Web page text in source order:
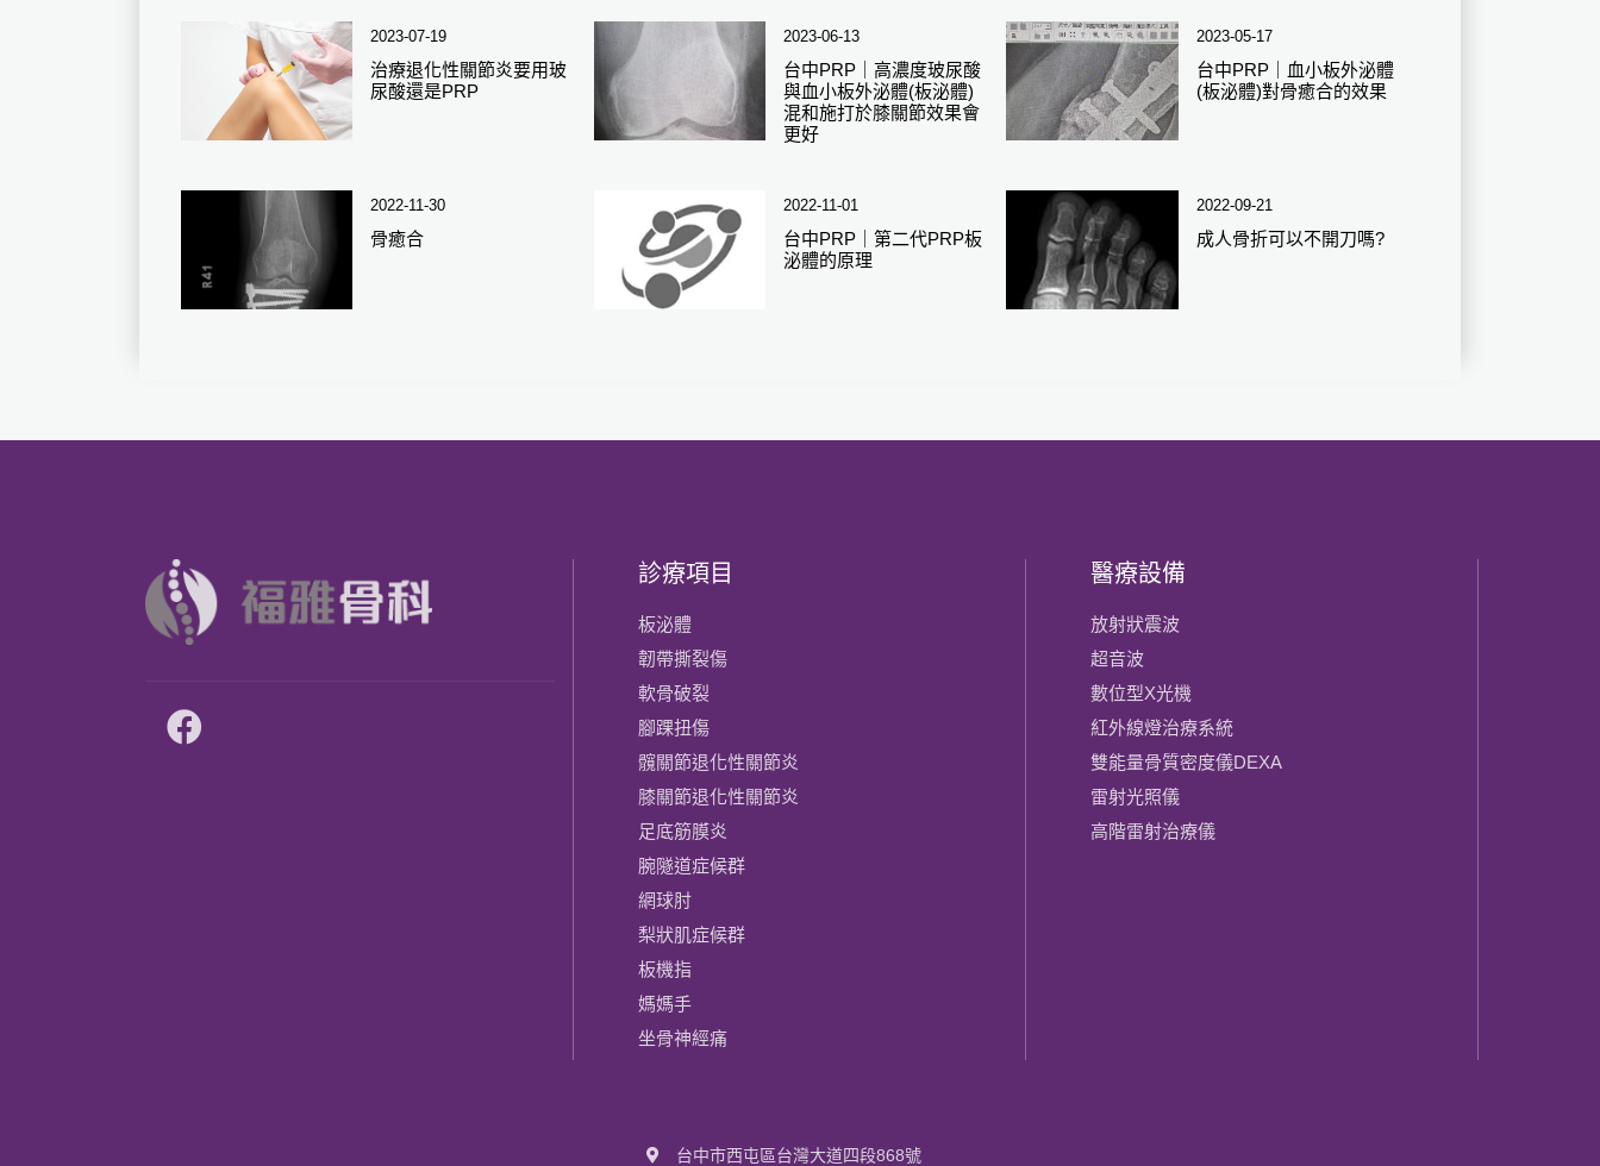
2023-07-19
治療退化性關節炎要用玻
尿酸還是PRP
2023-06-13
台中PRP｜高濃度玻尿酸
與血小板外泌體(板泌體)
混和施打於膝關節效果會
更好
2023-05-17
台中PRP｜血小板外泌體
(板泌體)對骨癒合的效果
2022-11-30
骨癒合
2022-11-01
台中PRP｜第二代PRP板
泌體的原理
2022-09-21
成人骨折可以不開刀嗎?
診療項目
板泌體
韌帶撕裂傷
軟骨破裂
腳踝扭傷
髖關節退化性關節炎
膝關節​退化性關節炎
足底筋膜炎
腕隧道症候群
網球肘
梨狀肌症候群
板機指
媽媽手
坐骨神經痛
醫療設備
放射狀震波
超音波
數位型X光機
紅外線燈治療系統
雙能量骨質密度儀DEXA
雷射光照儀
高階雷射治療儀
台中市西屯區台灣大道四段868號